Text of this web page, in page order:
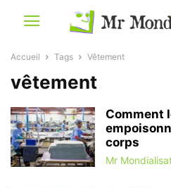
Accueil Tags Vêtement
vêtement
Comment
corps
Mr